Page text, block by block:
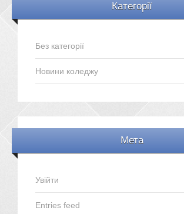
Категорії
Без категорії
Новини коледжу
Мета
Увійти
Entries feed